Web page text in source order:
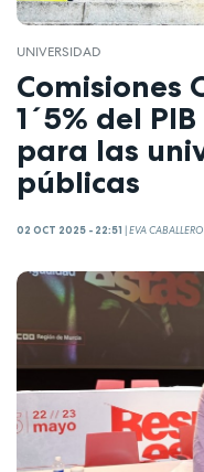
UNIVERSIDAD
Comisiones
1´5% del
para las
públicas
02 OCT 2025 - 22:51 |EVA CABALLERO